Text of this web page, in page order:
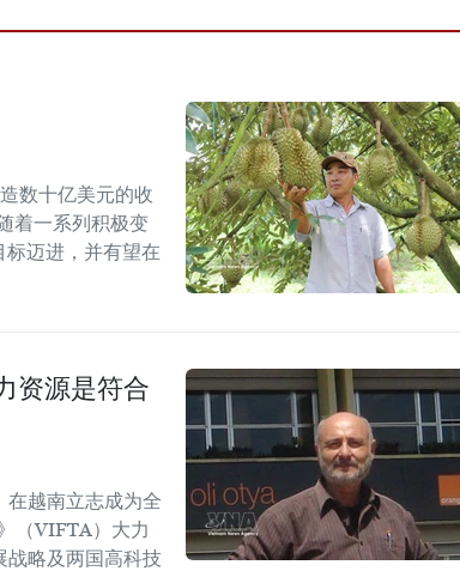
数十亿美元的收
着一系列积极变
标迈进，并有望在
资源是符合
在越南立志成为全
（VIFTA）大力
战略及两国高科技